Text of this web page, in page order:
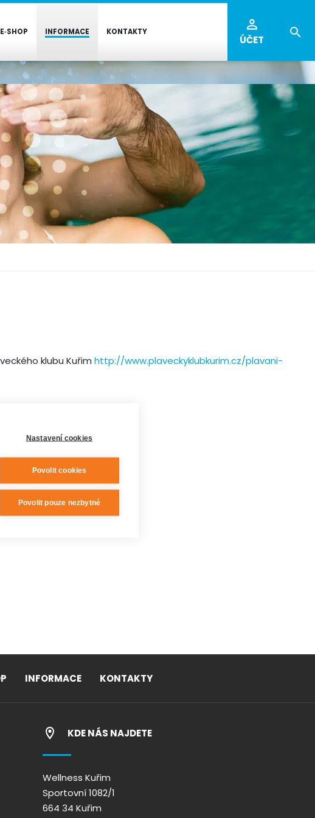
E‑SHOP INFORMACE KONTAKTY
ÚČET
klubu Kuřimhttp://www.plaveckyklubkurim.cz/plavani-
INFORMACE KONTAKTY
KDE NÁS NAJDETE
Wellness Kuřim
Sportovní 1082/1
664 34 Kuřim
Nastavení cookies
Povolit cookies
Povolit pouze nezbytné